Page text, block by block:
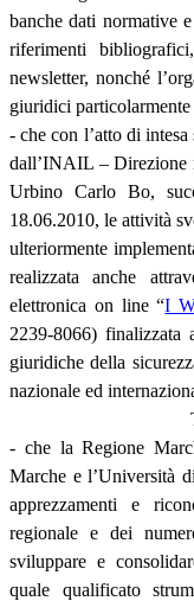
banche dati normative
riferimenti
newsletter, nonché
giuridici
- che con l’atto di
dall’INAIL – Direzione
Urbino Carlo Bo,
18.06.2010, le attività
ulteriormente
realizzata anche
elettronica on line “I
2239-8066) finalizzata
giuridiche della
nazionale ed
- che la Regione
Marche e l’Università
apprezzamenti e
regionale e dei
sviluppare e
quale qualificato